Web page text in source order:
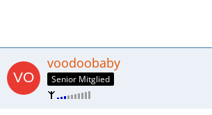
voodoobaby
Senior Mitglied